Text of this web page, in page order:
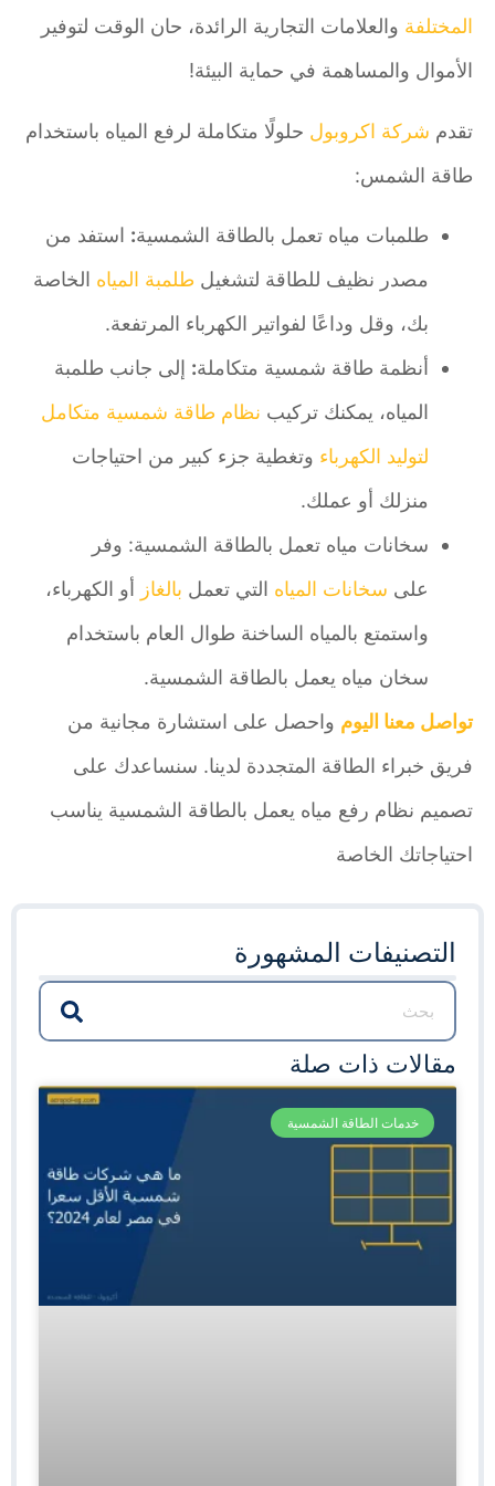
المختلفةوالعلامات التجارية الرائدة، حان الوقت لتوفير
الأموال والمساهمة في حماية البيئة!
تقدمشركة اكروبولحلولًا متكاملة لرفع المياه باستخدام
طاقة الشمس:
طلمبات مياه تعمل بالطاقة الشمسية:استفد من
مصدر نظيف للطاقة لتشغيلطلمبة المياهالخاصة
بك، وقل وداعًا لفواتير الكهرباء المرتفعة.
أنظمة طاقة شمسية متكاملة:إلى جانب طلمبة
المياه، يمكنك تركيبنظام طاقة شمسية متكامل
لتوليد الكهرباء وتغطية جزء كبير من احتياجات
منزلك أو عملك.
سخانات مياه تعمل بالطاقة الشمسية: وفر
علىسخانات المياهالتي تعملبالغازأو الكهرباء،
واستمتع بالمياه الساخنة طوال العام باستخدام
سخان مياه يعمل بالطاقة الشمسية.
تواصل معنا اليومواحصل على استشارة مجانية من
فريق خبراء الطاقة المتجددة لدينا. سنساعدك على
تصميم نظام رفع مياه يعمل بالطاقة الشمسية يناسب
احتياجاتك الخاصة
التصنيفات المشهورة
مقالات ذات صلة
خدمات الطاقة الشمسية